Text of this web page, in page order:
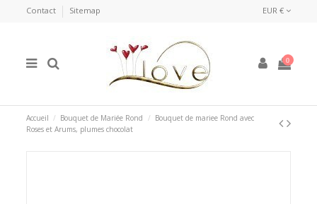
Contact Sitemap EUR €
0
Accueil Bouquet de Mariée Rond
Bouquet de mariee Rond avec
Roses et Arums, plumes chocolat